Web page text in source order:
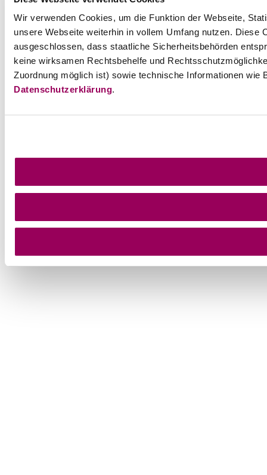
Wir verwenden Cookies, um die Funktion der Webseite,
unsere Webseite weiterhin in vollem Umfang nutzen.
ausgeschlossen, dass staatliche Sicherheitsbehörden
keine wirksamen Rechtsbehelfe und
Zuordnung möglich ist) sowie technische Informationen
Datenschutzerklärung.